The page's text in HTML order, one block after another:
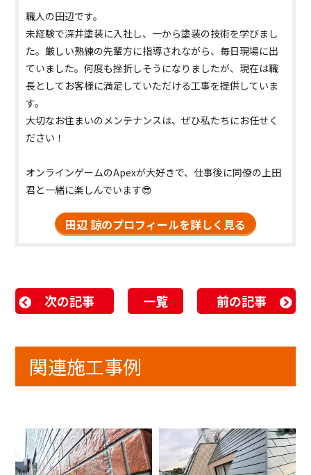
職人の田辺です。
未経験で深井塗装に入社し、一から塗装の技術を学びまし
た。厳しい熟練の先輩方に指導されながら、毎日現場に出
ていました。何度も挫折しそうになりましたが、現在は職
長としてお客様に満足していただける工事を提供していま
す。
大切なお住まいのメンテナンスは、ぜひ私たちにお任せく
ださい！
オンラインゲームのApexが大好きで、仕事後に同僚の上田
君と一緒に楽しんでいます😎
田辺 諒のプロフィールを詳しく見る
次の記事 一覧 前の記事
関連施工事例